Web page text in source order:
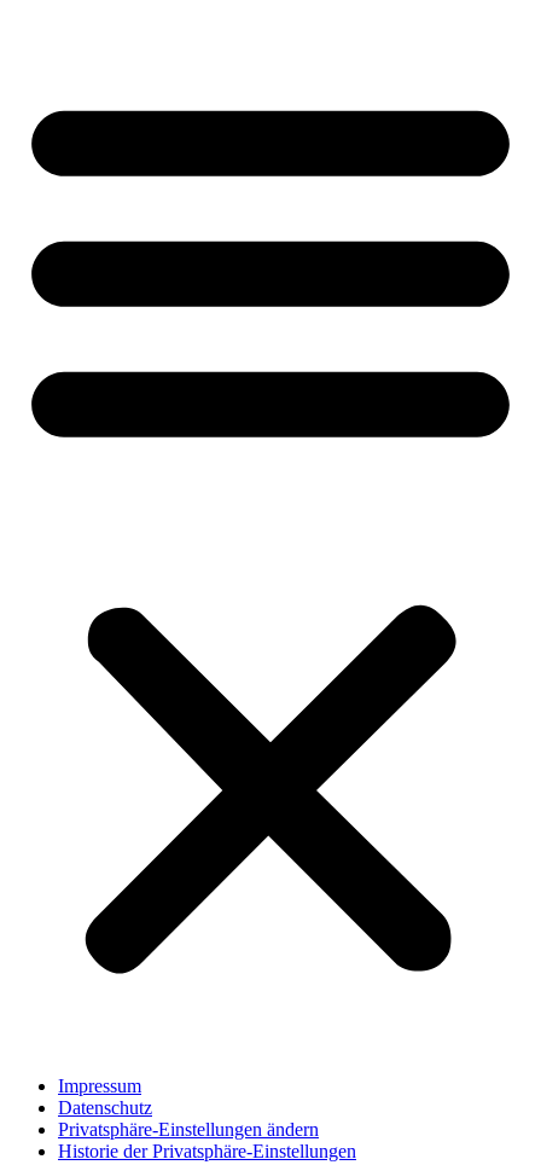
Impressum
Datenschutz
Privatsphäre-Einstellungen ändern
Historie der Privatsphäre-Einstellungen